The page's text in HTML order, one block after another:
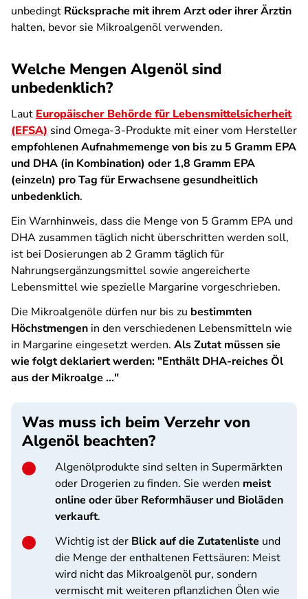
unbedingt Rücksprache mit ihrem Arzt oder ihrer Ärztin
halten, bevor sie Mikroalgenöl verwenden.
Welche Mengen Algenöl sind
unbedenklich?
Laut Europäischer Behörde für Lebensmittelsicherheit
(EFSA) sind Omega-3-Produkte mit einer vom Hersteller
empfohlenen Aufnahmemenge von bis zu 5 Gramm EPA
und DHA (in Kombination) oder 1,8 Gramm EPA
(einzeln) pro Tag für Erwachsene gesundheitlich
unbedenklich.
Ein Warnhinweis, dass die Menge von 5 Gramm EPA und
DHA zusammen täglich nicht überschritten werden soll,
ist bei Dosierungen ab 2 Gramm täglich für
Nahrungsergänzungsmittel sowie angereicherte
Lebensmittel wie spezielle Margarine vorgeschrieben.
Die Mikroalgenöle dürfen nur bis zu bestimmten
Höchstmengen in den verschiedenen Lebensmitteln wie
in Margarine eingesetzt werden. Als Zutat müssen sie
wie folgt deklariert werden: "Enthält DHA-reiches Öl
aus der Mikroalge ..."
Was muss ich beim Verzehr von
Algenöl beachten?
Algenölprodukte sind selten in Supermärkten
oder Drogerien zu finden. Sie werden meist
online oder über Reformhäuser und Bioläden
verkauft.
Wichtig ist der Blick auf die Zutatenliste und
die Menge der enthaltenen Fettsäuren: Meist
wird nicht das Mikroalgenöl pur, sondern
vermischt mit weiteren pflanzlichen Ölen wie